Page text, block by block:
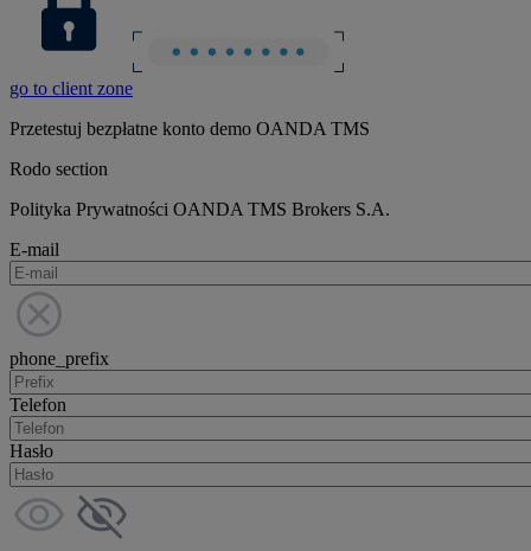
go to client zone
Przetestuj bezpłatne konto demo OANDA TMS
Rodo section
Polityka Prywatności OANDA TMS Brokers S.A.
E-mail
phone_prefix
Telefon
Hasło